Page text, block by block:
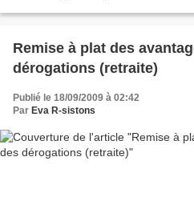
Remise à plat des
dérogations (retraite)
Publié le 18/09/2009 à 02:42
Par Eva R-sistons